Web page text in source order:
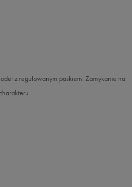
z regulowanym paskiem. Zamykanie na